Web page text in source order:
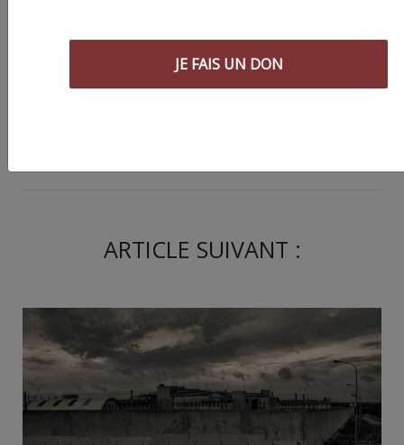
ARTICLE SUIVANT :
JE FAIS UN DON